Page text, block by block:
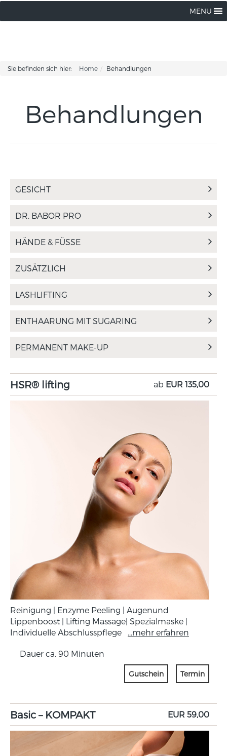
MENU
Sie befinden sich hier: Home Behandlungen
Behandlungen
GESICHT
DR. BABOR PRO
HÄNDE & FÜSSE
ZUSÄTZLICH
LASHLIFTING
ENTHAARUNG MIT SUGARING
PERMANENT MAKE-UP
HSR® lifting ab EUR 135,00
Reinigung | Enzyme Peeling | Augenund
Lippenboost | Lifting Massage| Spezialmaske |
Individuelle Abschlusspflege ...mehr erfahren
Dauer ca. 90 Minuten
Gutschein Termin
Basic – KOMPAKT EUR 59,00